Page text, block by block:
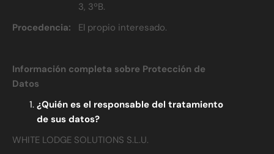
3, 3ºB.
Procedencia:
El propio interesado.
Información completa sobre Protección de
Datos
¿Quién es el responsable del tratamiento
de sus datos?
WHITE LODGE SOLUTIONS S.L.U.